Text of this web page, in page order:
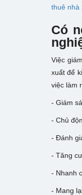
thuê nhà
Có
Việc
xuất để
việc làm
- Giám
- Chủ
- Đánh
- Tăng
- Nhanh
- Mang